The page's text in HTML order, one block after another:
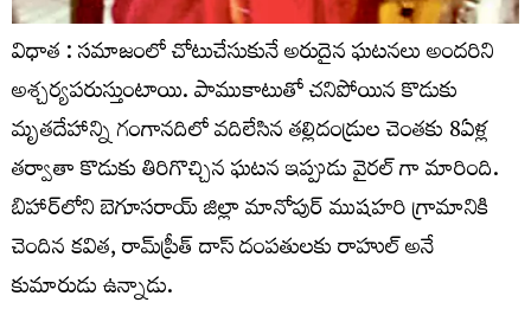
విధాత : సమాజంలో చోటుచేసుకునే అరుదైన ఘటనలు అందరిని
అశ్చర్యపరుస్తుంటాయి. పాముకాటుతో చనిపోయిన కొడుకు
మృతదేహాన్ని గంగానదిలో వదిలేసిన తల్లిదండ్రుల చెంతకు 8ఏళ్ల
తర్వాతా కొడుకు తిరిగొచ్చిన ఘటన ఇప్పుడు వైరల్ గా మారింది.
బిహార్‌లోని బెగూసరాయ్‌ జిల్లా మానోపుర్‌ ముషహరి గ్రామానికి
చెందిన కవిత, రామ్‌ప్రీత్‌ దాస్‌ దంపతులకు రాహుల్ అనే
కుమారుడు ఉన్నాడు.